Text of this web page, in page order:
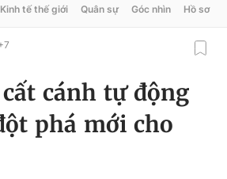
Kinh tế thế giới Quân sự Góc nhìn Hồ sơ
cánh tự động
phá mới cho